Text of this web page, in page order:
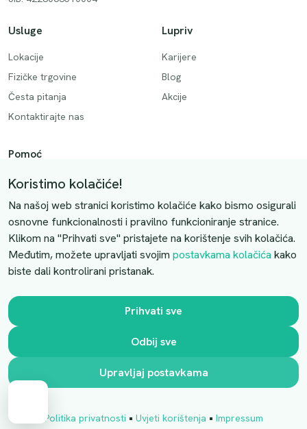
Cart
Usluge
Lokacije
Fizičke trgovine
Česta pitanja
Kontaktirajte nas
Lupriv
Karijere
Blog
Akcije
Pomoć
Način plaćanja
Dostava
Povrati i otkazivanje
Uslovi kupovine
Kontaktirajte nas
Slobodno nas kontaktirajte putem e-maila:
luprivpharm@luprivpharm.com
Ova stranica je zaštićena reCAPTCHA sustavom
Koristimo kolačiće!
Na našoj web stranici koristimo kolačiće kako bismo osigurali
osnovne funkcionalnosti i pravilno funkcioniranje stranice.
Klikom na "Prihvati sve" pristajete na korištenje svih kolačića.
Međutim, možete upravljati svojim postavkama kolačića kako
biste dali kontrolirani pristanak.
Prihvati sve
Odbij sve
Upravljaj postavkama
Politika privatnosti • Uvjeti korištenja • Impressum